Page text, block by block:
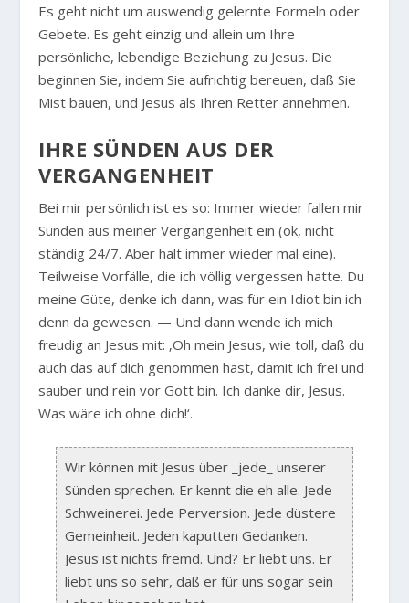
Es geht nicht um auswendig gelernte Formeln oder
Gebete. Es geht einzig und allein um Ihre
persönliche, lebendige Beziehung zu Jesus. Die
beginnen Sie, indem Sie aufrichtig bereuen, daß Sie
Mist bauen, und Jesus als Ihren Retter annehmen.
IHRE SÜNDEN AUS DER
VERGANGENHEIT
Bei mir persönlich ist es so: Immer wieder fallen mir
Sünden aus meiner Vergangenheit ein (ok, nicht
ständig 24/7. Aber halt immer wieder mal eine).
Teilweise Vorfälle, die ich völlig vergessen hatte. Du
meine Güte, denke ich dann, was für ein Idiot bin ich
denn da gewesen. — Und dann wende ich mich
freudig an Jesus mit: ‚Oh mein Jesus, wie toll, daß du
auch das auf dich genommen hast, damit ich frei und
sauber und rein vor Gott bin. Ich danke dir, Jesus.
Was wäre ich ohne dich!‘.
Wir können mit Jesus über _jede_ unserer
Sünden sprechen. Er kennt die eh alle. Jede
Schweinerei. Jede Perversion. Jede düstere
Gemeinheit. Jeden kaputten Gedanken.
Jesus ist nichts fremd. Und? Er liebt uns. Er
liebt uns so sehr, daß er für uns sogar sein